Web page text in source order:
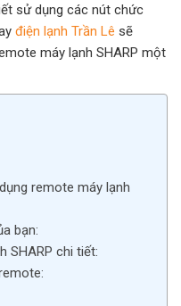
sử dụng các nút chức
điện lạnh Trần Lê sẽ
máy lạnh SHARP một
remote máy lạnh
bạn:
SHARP chi tiết: